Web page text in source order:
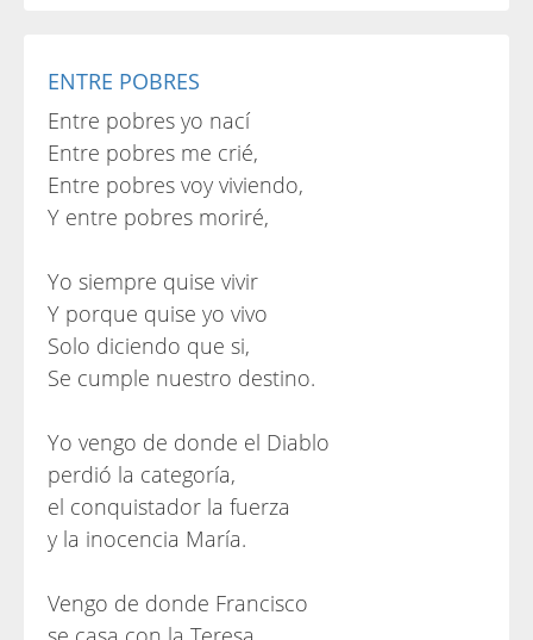
ENTRE POBRES
Entre pobres yo nací
Entre pobres me crié,
Entre pobres voy viviendo,
Y entre pobres moriré,
Yo siempre quise vivir
Y porque quise yo vivo
Solo diciendo que si,
Se cumple nuestro destino.
Yo vengo de donde el Diablo
perdió la categoría,
el conquistador la fuerza
y la inocencia María.
Vengo de donde Francisco